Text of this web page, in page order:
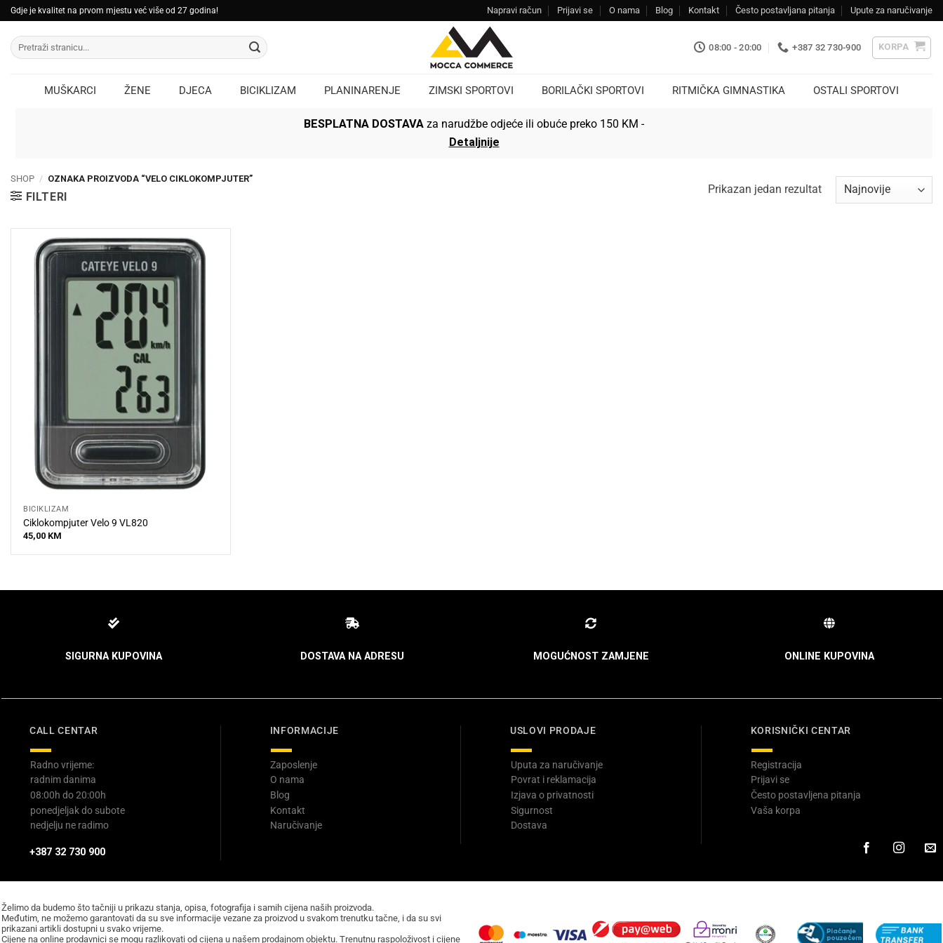
Skip
to
content
Gdje je kvalitet na prvom mjestu već više od 27 godina! Napravi račun Prijavi se O nama Blog Kontakt Često postavljana pitanja Upute za naručivanje
Pretraži:
08:00 - 20:00 +387 32 730-900 KORPA
MUŠKARCI ŽENE DJECA BICIKLIZAM PLANINARENJE ZIMSKI SPORTOVI BORILAČKI SPORTOVI RITMIČKA GIMNASTIKA OSTALI SPORTOVI
BESPLATNA DOSTAVA za narudžbe odjeće ili obuće preko 150 KM -
Detaljnije
SHOP / OZNAKA PROIZVODA “VELO CIKLOKOMPJUTER”
FILTERI
Prikazan jedan rezultat
BICIKLIZAM
Ciklokompjuter Velo 9 VL820
45,00 KM
SIGURNA KUPOVINA DOSTAVA NA ADRESU MOGUĆNOST ZAMJENE ONLINE KUPOVINA
CALL CENTAR
Radno vrijeme:
radnim danima
08:00h do 20:00h
ponedjeljak do subote
nedjelju ne radimo
+387 32 730 900
INFORMACIJE
Zaposlenje
O nama
Blog
Kontakt
Naručivanje
USLOVI PRODAJE
Uputa za naručivanje
Povrat i reklamacija
Izjava o privatnosti
Sigurnost
Dostava
KORISNIČKI CENTAR
Registracija
Prijavi se
Često postavljena pitanja
Vaša korpa
Želimo da budemo što tačniji u prikazu stanja, opisa, fotografija i samih cijena naših proizvoda.
Međutim, ne možemo garantovati da su sve informacije vezane za proizvod u svakom trenutku tačne, i da su svi
prikazani artikli dostupni u svako vrijeme.
Cijene na online prodavnici se mogu razlikovati od cijena u našem prodajnom objektu. Trenutnu raspoloživost i cijene